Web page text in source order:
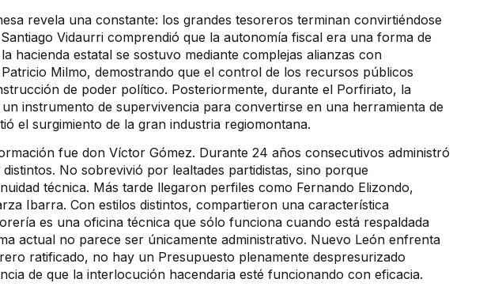
revela una constante: los grandes tesoreros terminan convirtiéndose
Vidaurri comprendió que la autonomía fiscal era una forma de
hacienda estatal se sostuvo mediante complejas alianzas con
Milmo, demostrando que el control de los recursos públicos
de poder político. Posteriormente, durante el Porfiriato, la
instrumento de supervivencia para convertirse en una herramienta de
el surgimiento de la gran industria regiomontana.
fue don Víctor Gómez. Durante 24 años consecutivos administró
No sobrevivió por lealtades partidistas, sino porque
técnica. Más tarde llegaron perfiles como Fernando Elizondo,
Ibarra. Con estilos distintos, compartieron una característica
es una oficina técnica que sólo funciona cuando está respaldada
actual no parece ser únicamente administrativo. Nuevo León enfrenta
ratificado, no hay un Presupuesto plenamente despresurizado
de que la interlocución hacendaria esté funcionando con eficacia.